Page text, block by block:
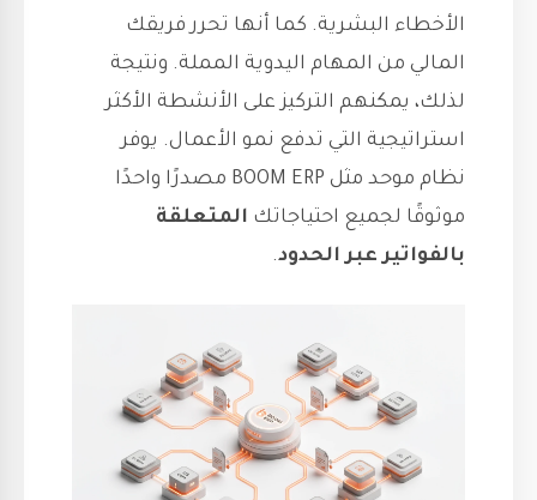
الأخطاء البشرية. كما أنها تحرر فريقك
المالي من المهام اليدوية المملة. ونتيجة
لذلك، يمكنهم التركيز على الأنشطة الأكثر
استراتيجية التي تدفع نمو الأعمال. يوفر
نظام موحد مثل BOOM ERP مصدرًا واحدًا
موثوقًا لجميع احتياجاتك المتعلقة
بالفواتير عبر الحدود.